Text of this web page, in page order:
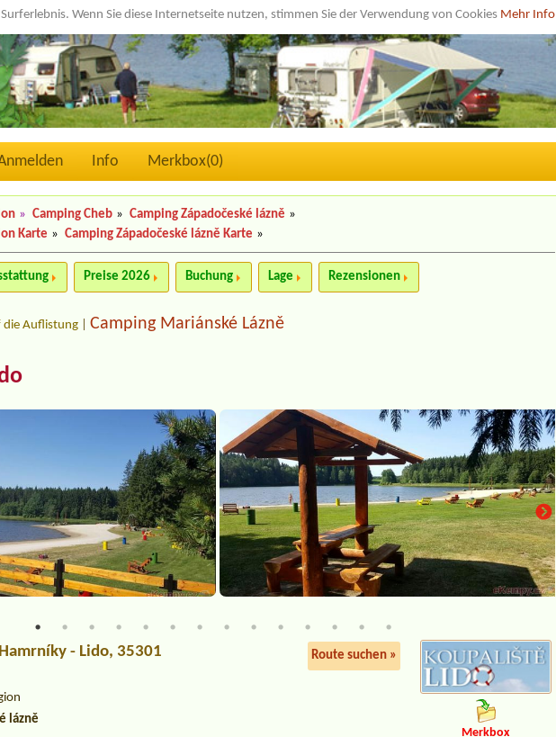
Wenn Sie diese Internetseite nutzen, stimmen Sie der Verwendung von Cookies Mehr Info
Info Merkbox(0)
» Camping Cheb » Camping Západočeské lázně »
Karte » Camping Západočeské lázně Karte »
Preise 2026 Buchung Lage Rezensionen
die Auflistung |Camping Mariánské Lázně
- Lido, 35301 Route suchen »
lázně
Merkbox